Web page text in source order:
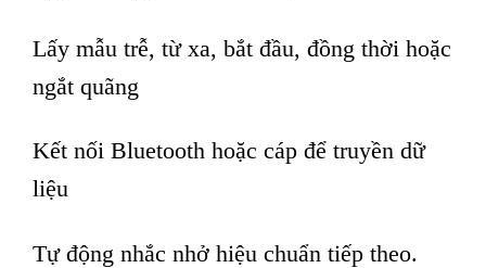
Lấy mẫu trễ, từ xa, bắt đầu, đồng thời hoặc
ngắt quãng
Kết nối Bluetooth hoặc cáp để truyền dữ
liệu
Tự động nhắc nhở hiệu chuẩn tiếp theo.